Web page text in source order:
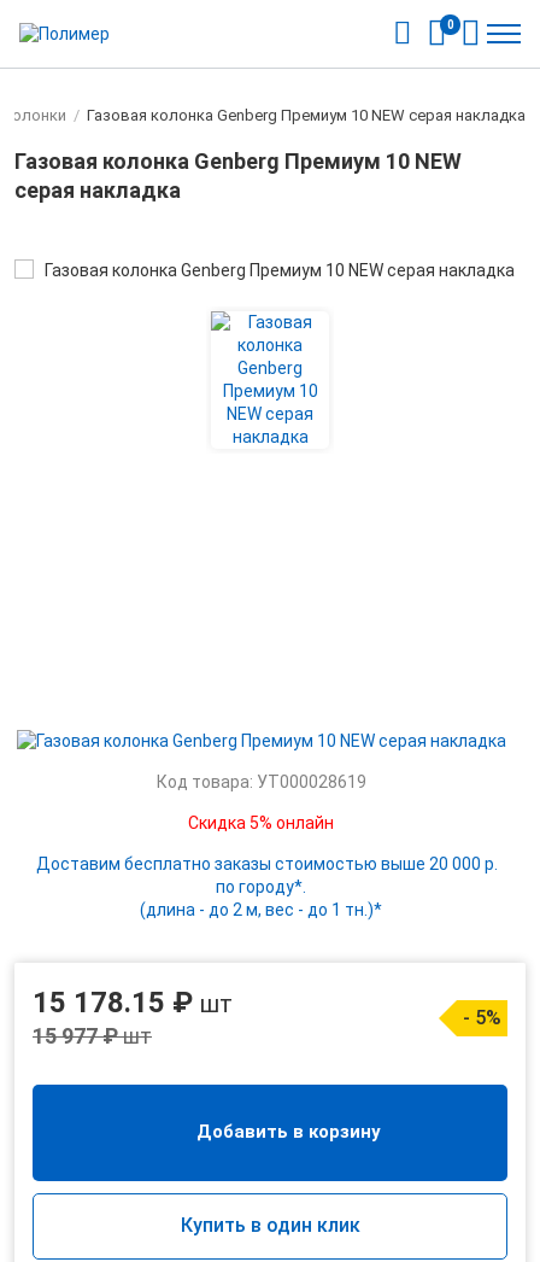
0
/ Газовая колонка Genberg Премиум 10 NEW серая накладка
Газовая колонка Genberg Премиум 10 NEW
серая накладка
Код товара: УТ000028619
Скидка 5% онлайн
Доставим бесплатно заказы стоимостью выше 20 000 р.
по городу*.
(длина - до 2 м, вес - до 1 тн.)*
15 178.15 ₽ шт
15 977 ₽шт
- 5%
Добавить в корзину
Купить в один клик